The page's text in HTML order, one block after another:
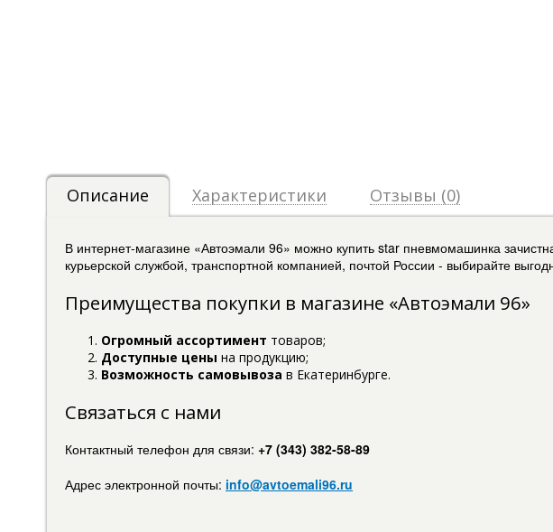
Описание Характеристики Отзывы (0)
В интернет-магазине «Автоэмали 96» можно купить star пневмомашинка
курьерской службой, транспортной компанией, почтой России - выбирайте
Преимущества покупки в магазине «Автоэмали 96»
Огромный ассортимент товаров;
Доступные цены на продукцию;
Возможность самовывоза в Екатеринбурге.
Связаться с нами
Контактный телефон для связи: +7 (343) 382-58-89
Адрес электронной почты: info@avtoemali96.ru